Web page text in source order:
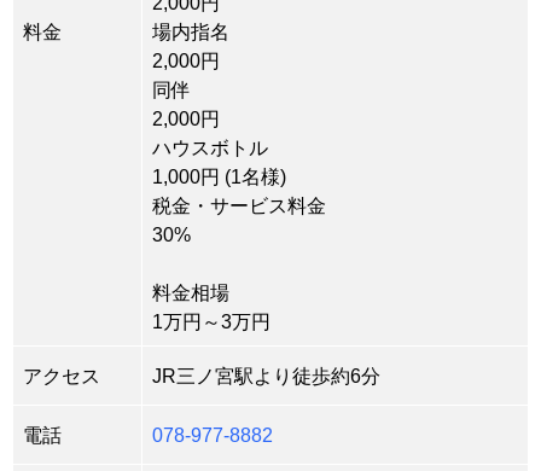
料金
場内指名
2,000円
同伴
2,000円
ハウスボトル
1,000円 (1名様)
税金・サービス料金
30%
料金相場
1万円～3万円
アクセス JR三ノ宮駅より徒歩約6分
電話 078-977-8882